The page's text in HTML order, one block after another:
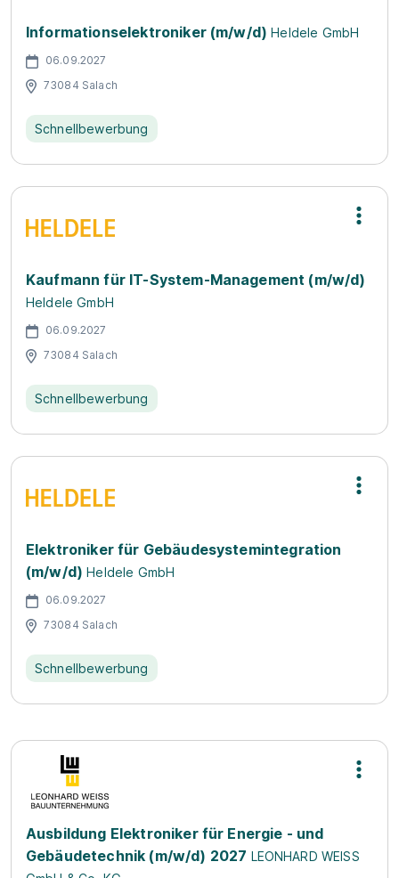
In­for­ma­ti­ons­elek­tro­ni­ker (m/w/d) Heldele GmbH
06.09.2027
73084 Salach
Schnellbewerbung
Kauf­mann für IT-Sys­tem-Ma­nage­ment (m/w/d)
Heldele GmbH
06.09.2027
73084 Salach
Schnellbewerbung
Elek­tro­ni­ker für Ge­bäu­de­sys­tem­in­te­gra­ti­on
(m/w/d) Heldele GmbH
06.09.2027
73084 Salach
Schnellbewerbung
Ausbildung Elektroniker für Energie - und
Gebäudetechnik (m/w/d) 2027 LEONHARD WEISS